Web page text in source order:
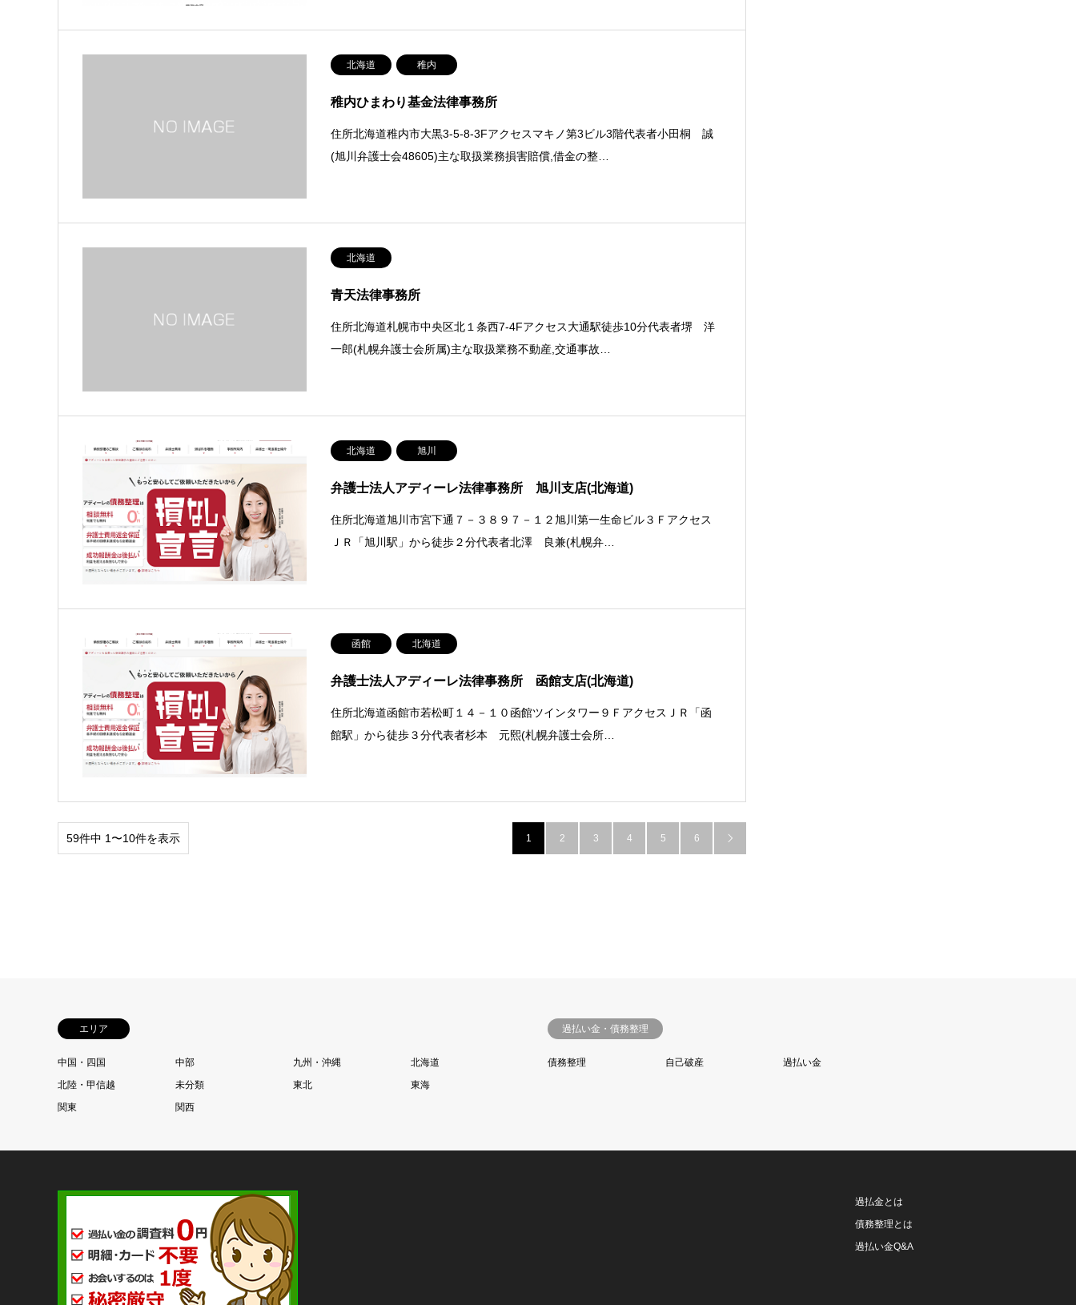
北海道 稚内
稚内ひまわり基金法律事務所
住所北海道稚内市大黒3-5-8-3Fアクセスマキノ第3ビル3階代表者小田桐 誠
(旭川弁護士会48605)主な取扱業務損害賠償,借金の整…
北海道
青天法律事務所
住所北海道札幌市中央区北１条西7-4Fアクセス大通駅徒歩10分代表者堺 洋
一郎(札幌弁護士会所属)主な取扱業務不動産,交通事故…
北海道 旭川
弁護士法人アディーレ法律事務所 旭川支店(北海道)
住所北海道旭川市宮下通７－３８９７－１２旭川第一生命ビル３Ｆアクセス
ＪＲ「旭川駅」から徒歩２分代表者北澤 良兼(札幌弁…
函館 北海道
弁護士法人アディーレ法律事務所 函館支店(北海道)
住所北海道函館市若松町１４－１０函館ツインタワー９ＦアクセスＪＲ「函
館駅」から徒歩３分代表者杉本 元熙(札幌弁護士会所…
59件中 1〜10件を表示 1 2 3 4 5 6 
エリア
中国・四国 中部 九州・沖縄
北海道
北陸・甲信越
未分類 東北
東海
関東
関西
過払い金・債務整理
債務整理 自己破産 過払い金
過払金とは
債務整理とは
過払い金Q&A